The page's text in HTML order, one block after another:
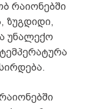
რაიონებში
ზუგდიდი,
უნალექო